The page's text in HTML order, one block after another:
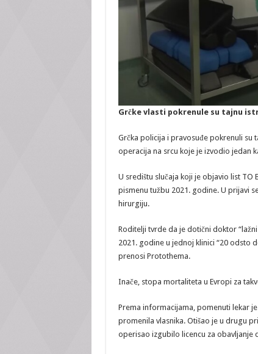
Grčke vlasti pokrenule su tajnu
Grčka policija i pravosuđe pokrenuli su
operacija na srcu koje je izvodio jedan
U središtu slučaja koji je objavio list
pismenu tužbu 2021. godine. U prijavi
hirurgiju.
Roditelji tvrde da je dotični doktor
2021. godine u jednoj klinici “20 odsto
prenosi Protothema.
Inače, stopa mortaliteta u Evropi za
Prema informacijama, pomenuti lekar
promenila vlasnika. Otišao je u drugu
operisao izgubilo licencu za obavljanje